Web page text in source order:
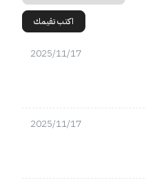
اكتب تقيمك
2025/11/17
2025/11/17